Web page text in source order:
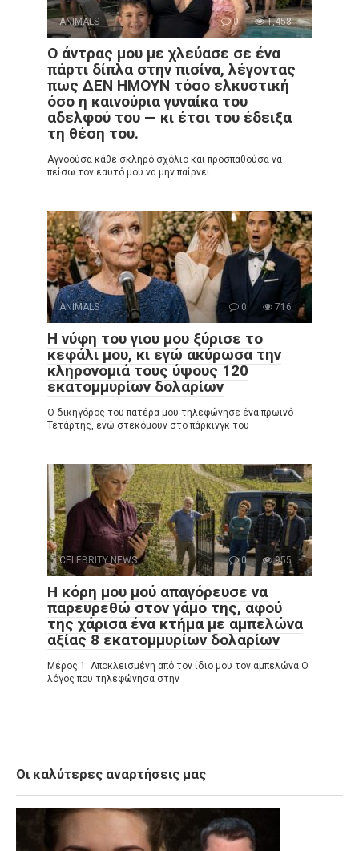
ANIMALS 0 1,458
Ο άντρας μου με χλεύασε σε ένα
πάρτι δίπλα στην πισίνα, λέγοντας
πως ΔΕΝ ΗΜΟΥΝ τόσο ελκυστική
όσο η καινούρια γυναίκα του
αδελφού του — κι έτσι του έδειξα
τη θέση του.
Αγνοούσα κάθε σκληρό σχόλιο και προσπαθούσα να
πείσω τον εαυτό μου να μην παίρνει
ANIMALS 0 716
Η νύφη του γιου μου ξύρισε το
κεφάλι μου, κι εγώ ακύρωσα την
κληρονομιά τους ύψους 120
εκατομμυρίων δολαρίων
Ο δικηγόρος του πατέρα μου τηλεφώνησε ένα πρωινό
Τετάρτης, ενώ στεκόμουν στο πάρκινγκ του
CELEBRITY NEWS 0 955
Η κόρη μου μού απαγόρευσε να
παρευρεθώ στον γάμο της, αφού
της χάρισα ένα κτήμα με αμπελώνα
αξίας 8 εκατομμυρίων δολαρίων
Μέρος 1: Αποκλεισμένη από τον ίδιο μου τον αμπελώνα Ο
λόγος που τηλεφώνησα στην
Οι καλύτερες αναρτήσεις μας